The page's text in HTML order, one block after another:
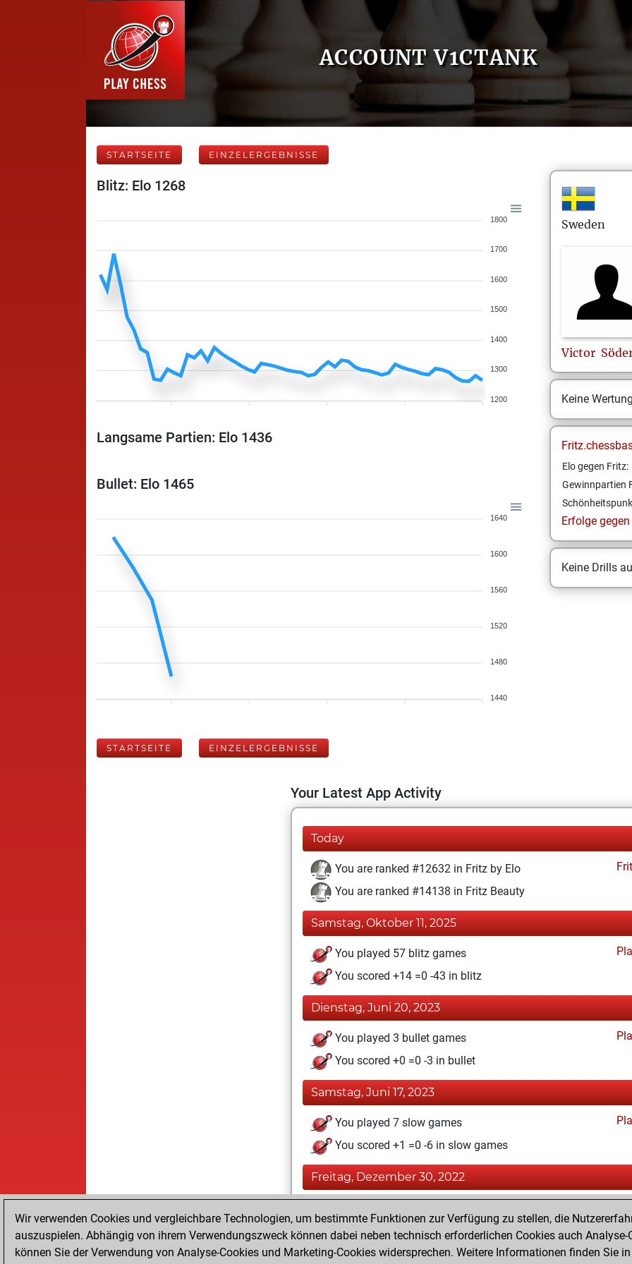
ACCOUNT V1CTANK
STARTSEITE EINZELERGEBNISSE
Blitz: Elo 1268
1800
1700
1600
1500
1400
1300
1200
Langsame Partien: Elo 1436
Bullet: Elo 1465
1640
1600
1560
1520
1480
1440
Sweden
Victor
Keine
Elo gegen Fritz:
Gewinnpartien
Erfolge
Keine Drills
STARTSEITE EINZELERGEBNISSE
Your Latest App Activity
Today
You are ranked #12632 in Fritz by Elo
You are ranked #14138 in Fritz Beauty
Samstag, Oktober 11, 2025
You played 57 blitz games
You scored +14 =0 -43 in blitz
Dienstag, Juni 20, 2023
You played 3 bullet games
You scored +0 =0 -3 in bullet
Samstag, Juni 17, 2023
You played 7 slow games
You scored +1 =0 -6 in slow games
Freitag, Dezember 30, 2022
You achieved a new Elo of 1591
You created your Fritz account
Wir verwenden Cookies und vergleichbare Technologien, um bestimmte Funktionen zur Verfügung zu stellen, die
auszuspielen. Abhängig von ihrem Verwendungszweck können dabei neben technisch erforderlichen Cookies auch
können Sie der Verwendung von Analyse-Cookies und Marketing-Cookies widersprechen. Weitere Informationen finden Sie